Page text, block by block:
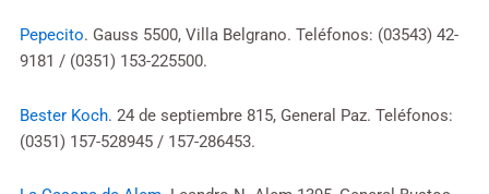
Pepecito. Gauss 5500, Villa Belgrano. Teléfonos: (03543) 42-
9181 / (0351) 153-225500.
Bester Koch. 24 de septiembre 815, General Paz. Teléfonos:
(0351) 157-528945 / 157-286453.